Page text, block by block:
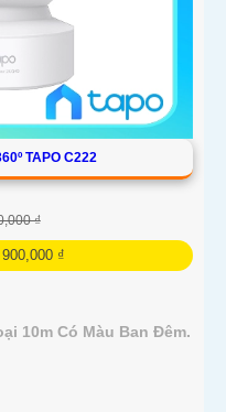
TAPO C222
₫
₫
10m Có Màu Ban Ðêm.